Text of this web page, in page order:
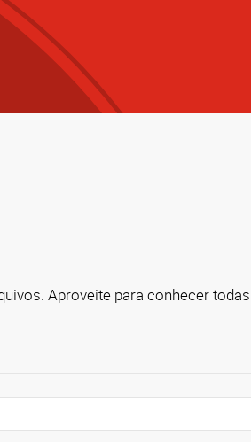
Aproveite para conhecer